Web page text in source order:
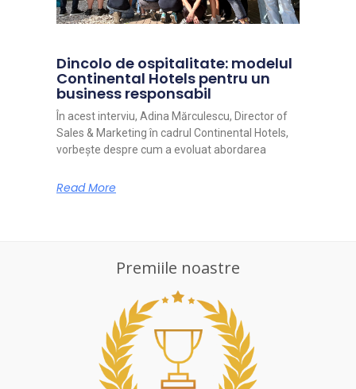
Dincolo de ospitalitate: modelul
Continental Hotels pentru un
business responsabil
În acest interviu, Adina Mărculescu, Director of
Sales & Marketing în cadrul Continental Hotels,
vorbește despre cum a evoluat abordarea
Read More
Premiile noastre